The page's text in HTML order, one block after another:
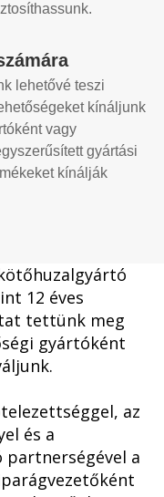
lehetővé teszi
kínáljunk
vagy
gyártási
kínálják
kötőhuzalgyártó
12 éves
tettünk meg
gyártóként
az
és a
partnerségével a